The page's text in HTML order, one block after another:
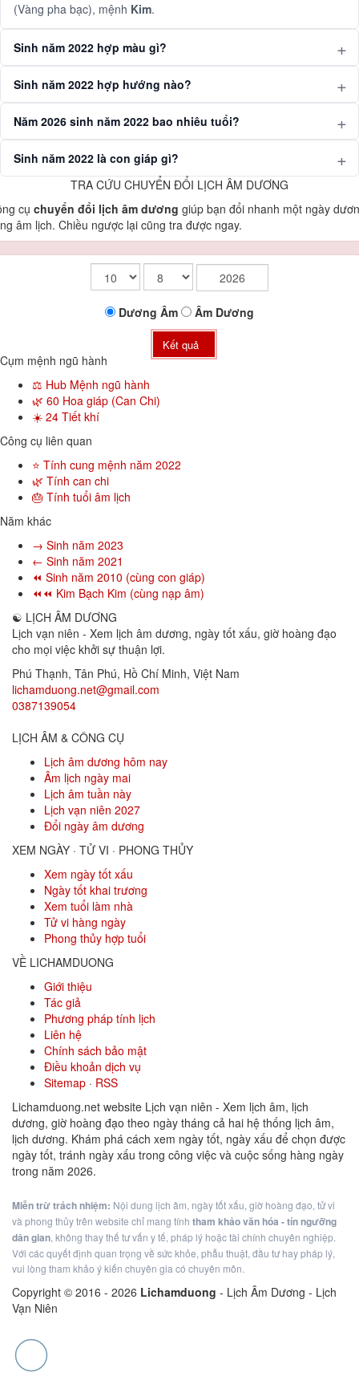
(Vàng pha bạc), mệnh Kim.
Sinh năm 2022 hợp màu gì?
Sinh năm 2022 hợp hướng nào?
Năm 2026 sinh năm 2022 bao nhiêu tuổi?
Sinh năm 2022 là con giáp gì?
TRA CỨU CHUYỂN ĐỔI LỊCH ÂM DƯƠNG
cụ chuyển đổi lịch âm dương giúp bạn đổi nhanh một ngày
âm lịch. Chiều ngược lại cũng tra được ngay.
Dương Âm Âm Dương
Kết quả
Cụm mệnh ngũ hành
⚖️ Hub Mệnh ngũ hành
🌿 60 Hoa giáp (Can Chi)
☀️ 24 Tiết khí
Công cụ liên quan
⭐ Tính cung mệnh năm 2022
🌿 Tính can chi
🎂 Tính tuổi âm lịch
Năm khác
→ Sinh năm 2023
← Sinh năm 2021
⏪ Sinh năm 2010 (cùng con giáp)
⏪⏪ Kim Bạch Kim (cùng nạp âm)
☯ LỊCH ÂM DƯƠNG
Lịch vạn niên - Xem lịch âm dương, ngày tốt xấu, giờ hoàng đạo
cho mọi việc khởi sự thuận lợi.
Phú Thạnh, Tân Phú, Hồ Chí Minh, Việt Nam
lichamduong.net@gmail.com
0387139054
LỊCH ÂM & CÔNG CỤ
Lịch âm dương hôm nay
Âm lịch ngày mai
Lịch âm tuần này
Lịch vạn niên 2027
Đổi ngày âm dương
XEM NGÀY · TỬ VI · PHONG THỦY
Xem ngày tốt xấu
Ngày tốt khai trương
Xem tuổi làm nhà
Tử vi hàng ngày
Phong thủy hợp tuổi
VỀ LICHAMDUONG
Giới thiệu
Tác giả
Phương pháp tính lịch
Liên hệ
Chính sách bảo mật
Điều khoản dịch vụ
Sitemap · RSS
Lichamduong.net website Lịch vạn niên - Xem lịch âm, lịch
dương, giờ hoàng đạo theo ngày tháng cả hai hệ thống lịch âm,
lịch dương. Khám phá cách xem ngày tốt, ngày xấu để chọn được
ngày tốt, tránh ngày xấu trong công việc và cuộc sống hàng ngày
trong năm 2026.
Miễn trừ trách nhiệm: Nội dung lịch âm, ngày tốt xấu, giờ hoàng đạo, tử vi
và phong thủy trên website chỉ mang tính tham khảo văn hóa - tín ngưỡng
dân gian, không thay thế tư vấn y tế, pháp lý hoặc tài chính chuyên nghiệp.
Với các quyết định quan trọng về sức khỏe, phẫu thuật, đầu tư hay pháp lý,
vui lòng tham khảo ý kiến chuyên gia có chuyên môn.
Copyright © 2016 - 2026 Lichamduong - Lịch Âm Dương - Lịch
Vạn Niên